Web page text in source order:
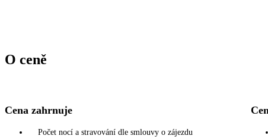
O ceně
Cena zahrnuje
Počet nocí a stravování dle smlouvy o zájezdu